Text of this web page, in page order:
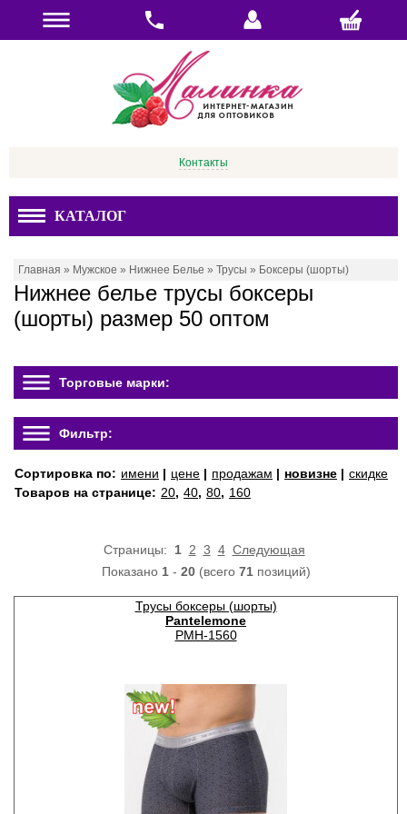
Контакты
КАТАЛОГ
Главная » Мужское » Нижнее Белье » Трусы » Боксеры (шорты)
Нижнее белье трусы боксеры
(шорты) размер 50 оптом
Торговые марки:
Фильтр:
Сортировка по: имени | цене | продажам | новизне | скидке
Товаров на странице: 20, 40, 80, 160
Страницы: 1 2 3 4 Следующая
Показано 1- 20(всего 71позиций)
Трусы боксеры (шорты)
Pantelemone
PMH-1560